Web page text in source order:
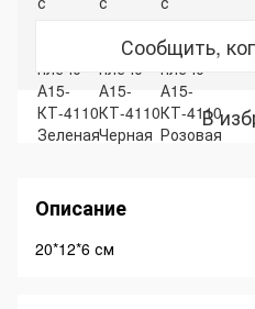
Сообщить,
В
Описание
20*12*6 см